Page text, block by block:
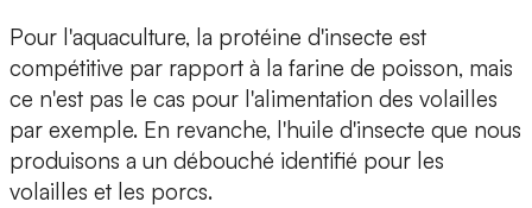
Pour l'aquaculture, la protéine d'insecte est
compétitive par rapport à la farine de poisson, mais
ce n'est pas le cas pour l'alimentation des volailles
par exemple. En revanche, l'huile d'insecte que nous
produisons a un débouché identifié pour les
volailles et les porcs.